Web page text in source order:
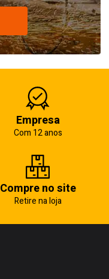
Empresa
Com 12 anos
Compre no site
Retire na loja